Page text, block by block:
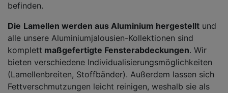
befinden.
Die Lamellen werden aus Aluminium hergestellt und
alle unsere Aluminiumjalousien-Kollektionen sind
komplett maßgefertigte Fensterabdeckungen. Wir
bieten verschiedene Individualisierungsmöglichkeiten
(Lamellenbreiten, Stoffbänder). Außerdem lassen sich
Fettverschmutzungen leicht reinigen, weshalb sie als